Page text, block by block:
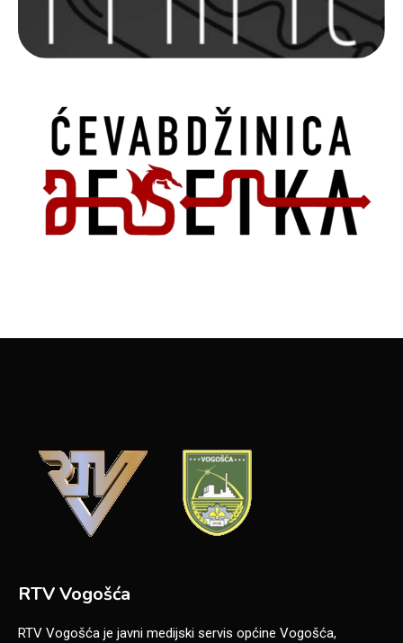
RTV Vogošća
RTV Vogošća je javni medijski servis općine Vogošća,